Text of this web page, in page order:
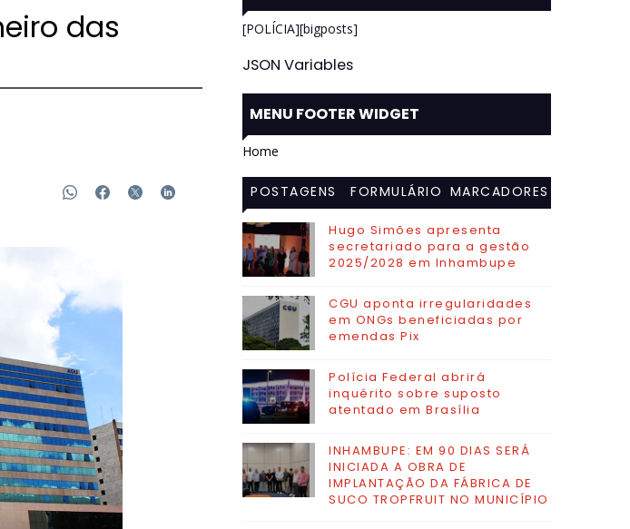
das
[POLÍCIA][bigposts]
JSON Variables
MENU FOOTER WIDGET
Home
POSTAGENS
MAIS
VISITADAS
FORMULÁRIO MARCADORES
Hugo Simões apresenta
secretariado para a gestão
2025/2028 em Inhambupe
CGU aponta irregularidades
em ONGs beneficiadas por
emendas Pix
Polícia Federal abrirá
inquérito sobre suposto
atentado em Brasília
INHAMBUPE: EM 90 DIAS SERÁ
INICIADA A OBRA DE
IMPLANTAÇÃO DA FÁBRICA DE
SUCO TROPFRUIT NO MUNICÍPIO